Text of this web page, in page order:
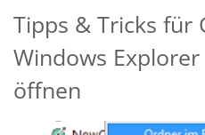
Tipps & Tricks für
Windows
öffnen